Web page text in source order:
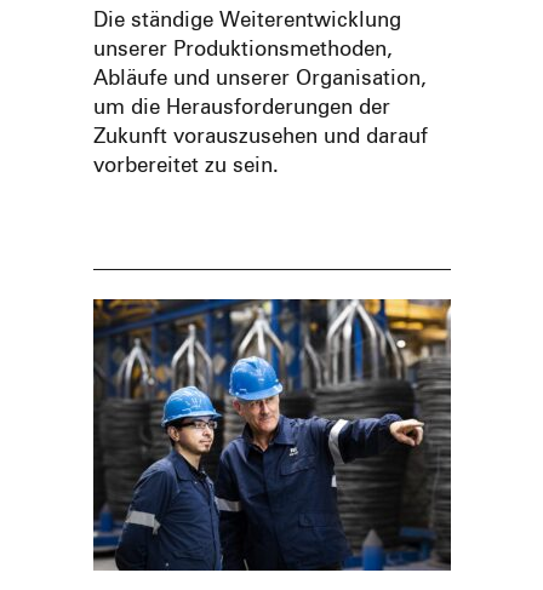
Die ständige Weiterentwicklung
unserer Produktionsmethoden,
Abläufe und unserer Organisation,
um die Herausforderungen der
Zukunft vorauszusehen und darauf
vorbereitet zu sein.